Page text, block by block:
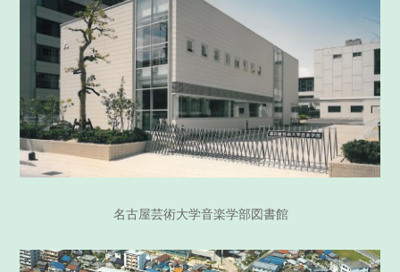
名古屋芸術大学音楽学部図書館